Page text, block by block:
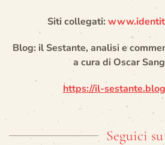
Siti collegati:
Blog: il Sestante, analisi e
a cura di Oscar
https://il-
Seguici su